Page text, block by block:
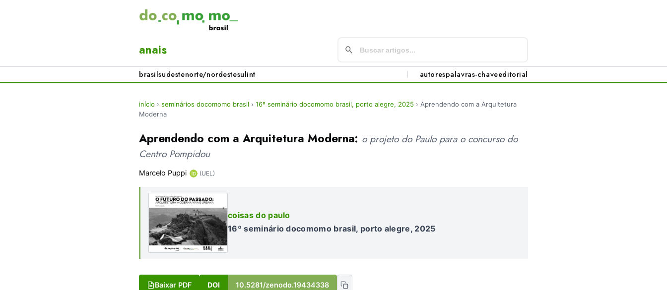
anais
brasilsudestenorte/nordestesulint autorespalavras-chaveeditorial
início › seminários docomomo brasil › 16º seminário docomomo brasil, porto alegre, 2025 › Aprendendo com a Arquitetura
Moderna
Aprendendo com a Arquitetura Moderna: o projeto do Paulo para o concurso do
Centro Pompidou
Marcelo Puppi (UEL)
coisas do paulo
16º seminário docomomo brasil, porto alegre, 2025
Baixar PDF DOI 10.5281/zenodo.19434338